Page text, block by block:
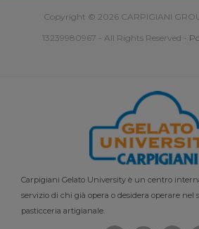
Copyright © 2026 CARPIGIANI
13239980967 - All Rights Reserved -
Carpigiani Gelato University è un centro
servizio di chi già opera o desidera operare nel
pasticceria artigianale.